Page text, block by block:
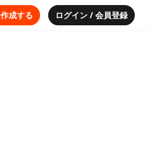
作成する ログイン / 会員登録